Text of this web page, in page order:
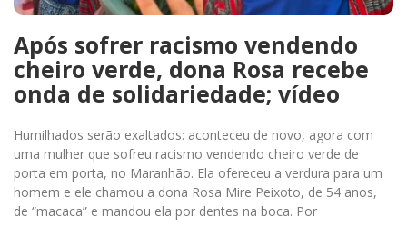
Após sofrer racismo vendendo
cheiro verde, dona Rosa recebe
onda de solidariedade; vídeo
Humilhados serão exaltados: aconteceu de novo, agora com
uma mulher que sofreu racismo vendendo cheiro verde de
porta em porta, no Maranhão. Ela ofereceu a verdura para um
homem e ele chamou a dona Rosa Mire Peixoto, de 54 anos,
de “macaca” e mandou ela por dentes na boca. Por